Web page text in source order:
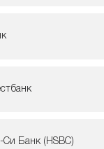
Банк (HSBC)